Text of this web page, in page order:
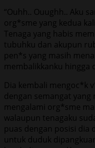
“Ouhh.. Ouughh.. Aku
org*sme yang kedua
Tenaga yang habis
tubuhku dan akupun
pen*s yang masih
membalikkanku hingga
Dia kembali mengoc*k
dengan semangat
mengalami org*sme
walaupun tenagaku
puas dengan posisi dia
untuk duduk